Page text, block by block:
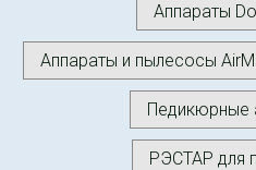
Аппараты
Аппараты и пылесосы
Педикюрные
РЭСТАР для